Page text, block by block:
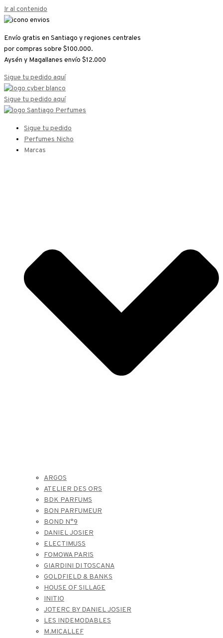
Ir al contenido
Envío gratis en Santiago y regiones centrales
por compras sobre $100.000.
Aysén y Magallanes envío $12.000
Sigue tu pedido aquí
Sigue tu pedido aquí
Sigue tu pedido
Perfumes Nicho
Marcas
ARGOS
ATELIER DES ORS
BDK PARFUMS
BON PARFUMEUR
BOND N°9
DANIEL JOSIER
ELECTIMUSS
FOMOWA PARIS
GIARDINI DI TOSCANA
GOLDFIELD & BANKS
HOUSE OF SILLAGE
INITIO
JOTERC BY DANIEL JOSIER
LES INDEMODABLES
M.MICALLEF